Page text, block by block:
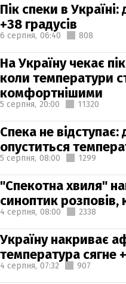
Пік спеки в
+38 градусів
6 серпня, 06:40 808
На Україну чекає
коли температури
комфортнішими
5 серпня, 20:00 11320
Спека не
опуститься
5 серпня, 08:00 1299
"Спекотна хвиля"
синоптик розповів,
4 серпня, 08:00 2338
Україну накриває
температура сягне
4 серпня, 07:32 907